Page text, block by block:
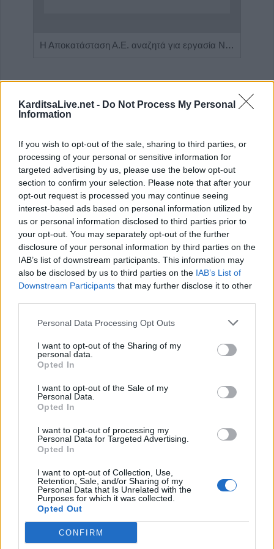
KarditsaLive.net - Do Not Process My Personal
Information
If you wish to opt-out of the sale, sharing to third parties, or
processing of your personal or sensitive information for
targeted advertising by us, please use the below opt-out
section to confirm your selection. Please note that after your
opt-out request is processed you may continue seeing
interest-based ads based on personal information utilized by
us or personal information disclosed to third parties prior to
your opt-out. You may separately opt-out of the further
disclosure of your personal information by third parties on the
IAB’s list of downstream participants. This information may
also be disclosed by us to third parties on the IAB’s List of
Downstream Participants that may further disclose it to other
Personal Data Processing Opt Outs
I want to opt-out of the Sharing of my
personal data.
Opted In
I want to opt-out of the Sale of my
Personal Data.
Opted In
I want to opt-out of processing my
Personal Data for Targeted Advertising.
Opted In
I want to opt-out of Collection, Use,
Retention, Sale, and/or Sharing of my
Personal Data that Is Unrelated with the
Purposes for which it was collected.
Opted Out
CONFIRM
Η Αποκατάσταση Α.Ε. αναζητά για εργασία Νοσηλευτές και Βοηθούς Νοσηλευτές
ΤΕΛΕΥΤΑΙΑ ΝΕΑ
ΛΑ.ΣΥ. Θεσσαλίας: "Συναινετικά οι
παρατάξεις Κουρέτα-Αγοραστού, που
αποτελούν την περιφερειακή επιτροπή
Θεσσαλίας, ξεπέταξαν 102 θέματα, σε 12
λεπτά!"
Ιός Δυτικού Νείλου: 23 νέα εγχώρια
εβδομάδα
6 Αυγούστου 2026, 08:52
του Δήμου Αργιθέας: Έκρηξη και φωτιά σε
μετασχηματιστή (+Βίντεο)
6 Αυγούστου 2026, 08:16
Την Κυριακή 9 Αυγούστου το ετήσιο
6 Αυγούστου 2026, 07:42
“Calimera” με “spitiko” και συνταγές όπως
παλιά…
Στη Σόφια θα ψάξει την πρόκριση ο